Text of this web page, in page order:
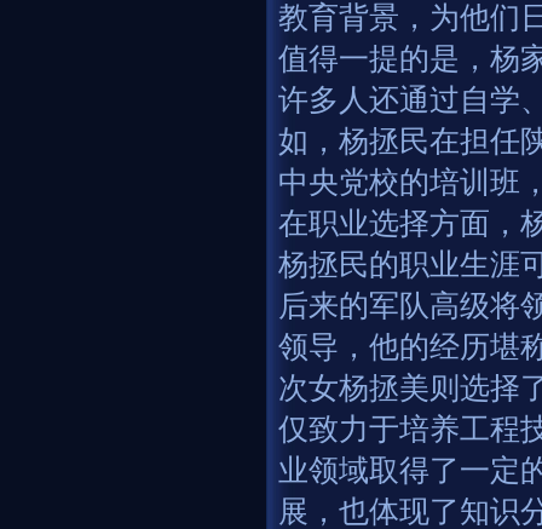
教育背景，为他们
值得一提的是，杨
许多人还通过自学
如，杨拯民在担任
中央党校的培训班
在职业选择方面，
杨拯民的职业生涯
后来的军队高级将
领导，他的经历堪
次女杨拯美则选择
仅致力于培养工程
业领域取得了一定
展，也体现了知识